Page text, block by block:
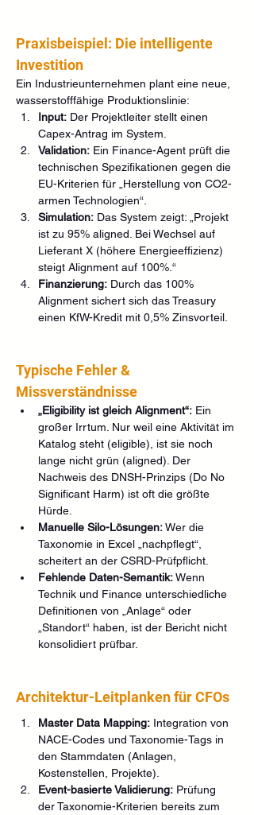
Praxisbeispiel: Die intelligente
Investition
Ein Industrieunternehmen plant eine neue,
wasserstofffähige Produktionslinie:
Input: Der Projektleiter stellt einen
Capex-Antrag im System.
Validation: Ein Finance-Agent prüft die
technischen Spezifikationen gegen die
EU-Kriterien für „Herstellung von CO2-
armen Technologien“.
Simulation: Das System zeigt: „Projekt
ist zu 95% aligned. Bei Wechsel auf
Lieferant X (höhere Energieeffizienz)
steigt Alignment auf 100%.“
Finanzierung: Durch das 100%
Alignment sichert sich das Treasury
einen KfW-Kredit mit 0,5% Zinsvorteil.
Typische Fehler &
Missverständnisse
„Eligibility ist gleich Alignment“: Ein
großer Irrtum. Nur weil eine Aktivität im
Katalog steht (eligible), ist sie noch
lange nicht grün (aligned). Der
Nachweis des DNSH-Prinzips (Do No
Significant Harm) ist oft die größte
Hürde.
Manuelle Silo-Lösungen: Wer die
Taxonomie in Excel „nachpflegt“,
scheitert an der CSRD-Prüfpflicht.
Fehlende Daten-Semantik: Wenn
Technik und Finance unterschiedliche
Definitionen von „Anlage“ oder
„Standort“ haben, ist der Bericht nicht
konsolidiert prüfbar.
Architektur-Leitplanken für CFOs
Master Data Mapping: Integration von
NACE-Codes und Taxonomie-Tags in
den Stammdaten (Anlagen,
Kostenstellen, Projekte).
Event-basierte Validierung: Prüfung
der Taxonomie-Kriterien bereits zum